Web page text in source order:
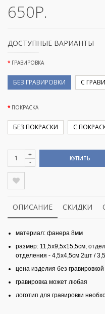
650Р.
ДОСТУПНЫЕ ВАРИАНТЫ
ГРАВИРОВКА
БЕЗ ГРАВИРОВКИ С
ПОКРАСКА
БЕЗ ПОКРАСКИ С
+
-
КУПИТЬ
ОПИСАНИЕ СКИДКИ
материал: фанера 8мм
размер: 11,5х9,5х15,5см,
отделения - 4,5х4,5см 2шт /
цена изделия без гравировкой
гравировка может любая
логотип для гравировки